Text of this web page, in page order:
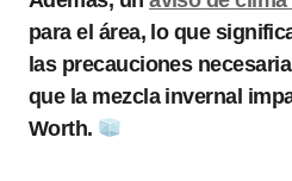
para el área, lo que
las precauciones
que la mezcla invernal
Worth.